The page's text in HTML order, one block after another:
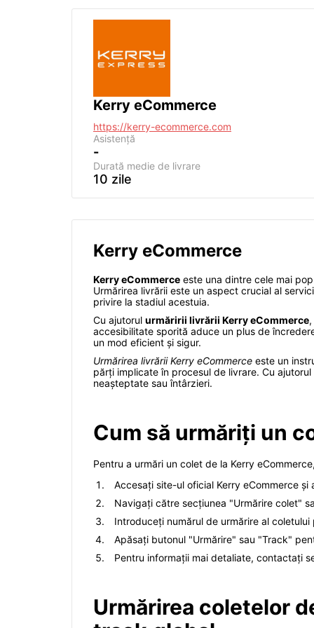
Kerry eCommerce
https://kerry-ecommerce.com
Asistență
-
Durată medie de livrare
10 zile
Kerry eCommerce
Kerry eCommerce este una dintre cele mai
Urmărirea livrării este un aspect crucial al
privire la stadiul acestuia.
Cu ajutorul urmăririi livrării Kerry eCommerce
accesibilitate sporită aduce un plus de
un mod eficient și sigur.
Urmărirea livrării Kerry eCommerce este un
părți implicate în procesul de livrare. Cu
neașteptate sau întârzieri.
Cum să urmăriți un
Pentru a urmări un colet de la Kerry
Accesați site-ul oficial Kerry eCommerce
Navigați către secțiunea "Urmărire colet"
Introduceți numărul de urmărire al
Apăsați butonul "Urmărire" sau "Track"
Pentru informații mai detaliate, contactați
Urmărirea coletelor